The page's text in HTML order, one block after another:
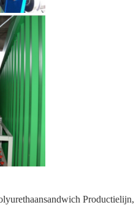
Productielijn,